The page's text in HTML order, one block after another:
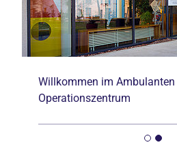
Willkommen im Ambulanten
Operationszentrum